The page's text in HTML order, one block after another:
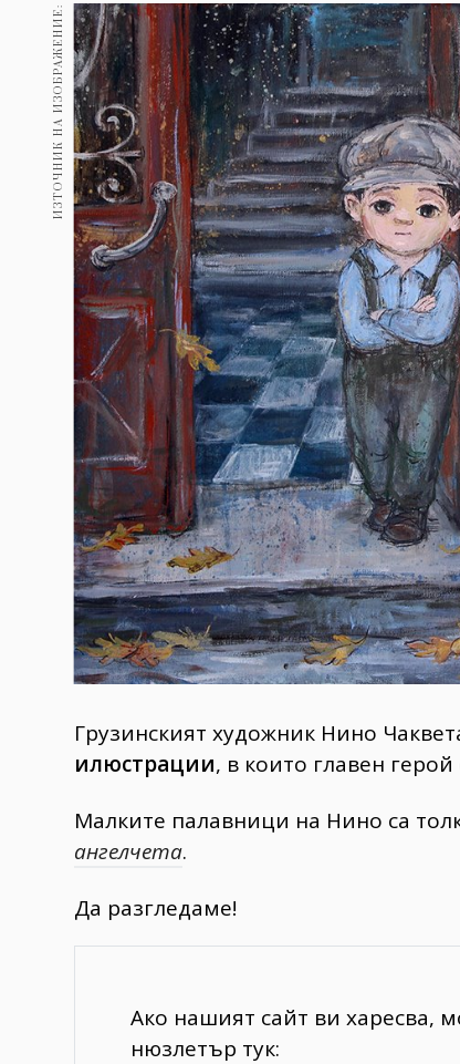
Пътувай 237
Здраве 389
Gentlemen
382
Wellness 1817
ПОСЛЕДВАЙТЕ
НИ
ИЗТОЧНИК НА ИЗОБРАЖЕНИЕ:
Грузинският художник Нино
илюстрации, в които главен герой
Малките палавници на Нино са
ангелчета.
Да разгледаме!
Ако нашият сайт ви харесва,
нюзлетър тук: